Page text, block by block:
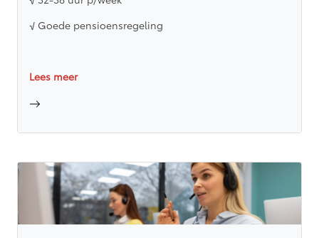
√ Goede pensioensregeling
Lees meer